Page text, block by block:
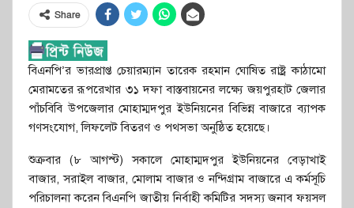
Share
বিএনপি’র ভারপ্রাপ্ত চেয়ারম্যান তারেক রহমান ঘোষিত রাষ্ট্র কাঠামো
মেরামতের রূপরেখার ৩১ দফা বাস্তবায়নের লক্ষ্যে জয়পুরহাট জেলার
পাঁচবিবি উপজেলার মোহাম্মদপুর ইউনিয়নের বিভিন্ন বাজারে ব্যাপক
গণসংযোগ, লিফলেট বিতরণ ও পথসভা অনুষ্ঠিত হয়েছে।
শুক্রবার (৮ আগস্ট) সকালে মোহাম্মদপুর ইউনিয়নের বেড়াখাই
বাজার, সরাইল বাজার, মোলাম বাজার ও নন্দিগ্রাম বাজারে এ কর্মসূচি
পরিচালনা করেন বিএনপি জাতীয় নির্বাহী কমিটির সদস্য জনাব ফয়সল